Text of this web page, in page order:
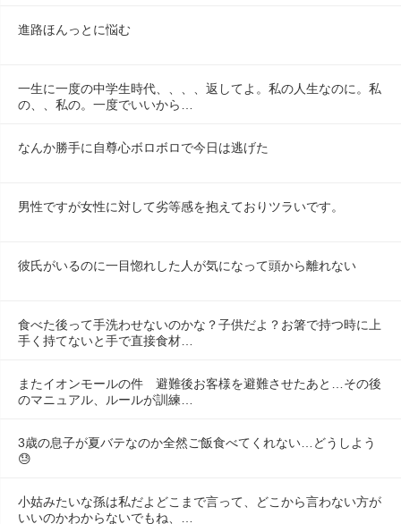
進路ほんっとに悩む
一生に一度の中学生時代、、、、返してよ。私の人生なのに。私
の、、私の。一度でいいから…
なんか勝手に自尊心ボロボロで今日は逃げた
男性ですが女性に対して劣等感を抱えておりツラいです。
彼氏がいるのに一目惚れした人が気になって頭から離れない
食べた後って手洗わせないのかな？子供だよ？お箸で持つ時に上
手く持てないと手で直接食材…
またイオンモールの件　避難後お客様を避難させたあと…その後
のマニュアル、ルールが訓練…
3歳の息子が夏バテなのか全然ご飯食べてくれない…どうしよう
😓
小姑みたいな孫は私だよどこまで言って、どこから言わない方が
いいのかわからないでもね、…